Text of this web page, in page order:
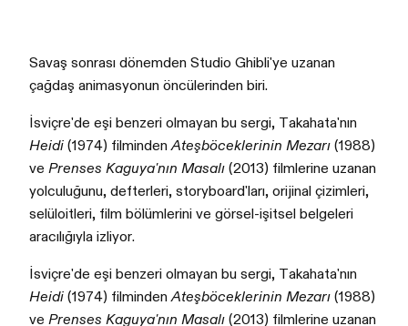
Savaş sonrası dönemden Studio Ghibli'ye uzanan
çağdaş animasyonun öncülerinden biri.
İsviçre'de eşi benzeri olmayan bu sergi, Takahata'nın
Heidi (1974) filminden Ateşböceklerinin Mezarı (1988)
ve Prenses Kaguya'nın Masalı (2013) filmlerine uzanan
yolculuğunu, defterleri, storyboard'ları, orijinal çizimleri,
selüloitleri, film bölümlerini ve görsel-işitsel belgeleri
aracılığıyla izliyor.
İsviçre'de eşi benzeri olmayan bu sergi, Takahata'nın
Heidi (1974) filminden Ateşböceklerinin Mezarı (1988)
ve Prenses Kaguya'nın Masalı (2013) filmlerine uzanan